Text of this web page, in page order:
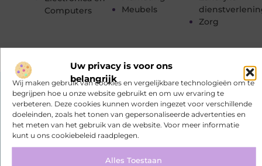
Uw privacy is voor ons
belangrijk
Wij maken gebruik van cookies en vergelijkbare technologieën om te
begrijpen hoe u onze website gebruikt en om uw ervaring te
verbeteren. Deze cookies kunnen worden ingezet voor verschillende
doeleinden, zoals het tonen van gepersonaliseerde advertenties en
het meten van het gebruik van de website. Voor meer informatie
kunt u ons cookiebeleid raadplegen.
Alles Toestaan
Computers
Meubels
Zorg